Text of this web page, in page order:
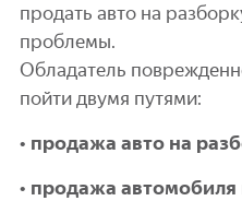
продать авто на
проблемы.
Обладатель
пойти двумя путями:
• продажа авто на
• продажа автомобиля